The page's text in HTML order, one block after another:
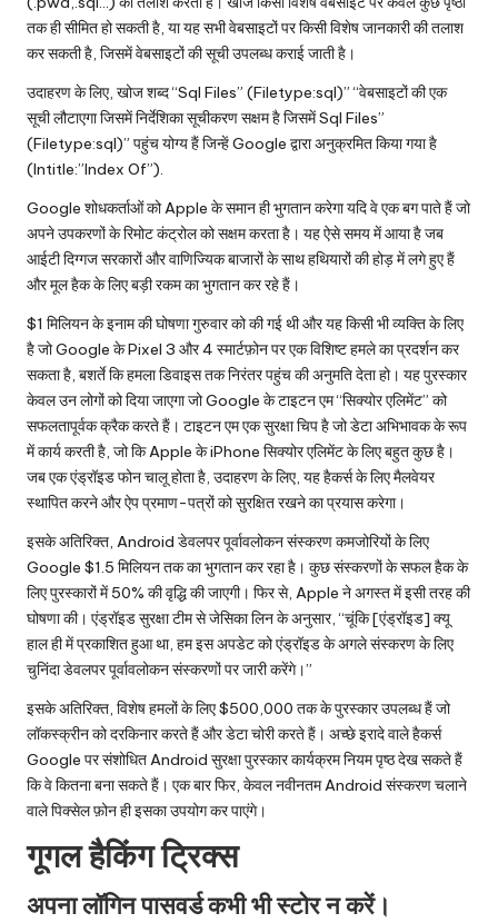
तक ही सीमित हो सकती है, या यह सभी वेबसाइटों पर किसी विशेष जानकारी की तलाश
कर सकती है, जिसमें वेबसाइटों की सूची उपलब्ध कराई जाती है।
उदाहरण के लिए, खोज शब्द “Sql Files” (Filetype:sql)” “वेबसाइटों की एक
सूची लौटाएगा जिसमें निर्देशिका सूचीकरण सक्षम है जिसमें Sql Files”
(Filetype:sql)” पहुंच योग्य हैं जिन्हें Google द्वारा अनुक्रमित किया गया है
(Intitle:”Index Of”).
Google शोधकर्ताओं को Apple के समान ही भुगतान करेगा यदि वे एक बग पाते हैं जो
अपने उपकरणों के रिमोट कंट्रोल को सक्षम करता है। यह ऐसे समय में आया है जब
आईटी दिग्गज सरकारों और वाणिज्यिक बाजारों के साथ हथियारों की होड़ में लगे हुए हैं
और मूल हैक के लिए बड़ी रकम का भुगतान कर रहे हैं।
$1 मिलियन के इनाम की घोषणा गुरुवार को की गई थी और यह किसी भी व्यक्ति के लिए
है जो Google के Pixel 3 और 4 स्मार्टफ़ोन पर एक विशिष्ट हमले का प्रदर्शन कर
सकता है, बशर्ते कि हमला डिवाइस तक निरंतर पहुंच की अनुमति देता हो। यह पुरस्कार
केवल उन लोगों को दिया जाएगा जो Google के टाइटन एम “सिक्योर एलिमेंट” को
सफलतापूर्वक क्रैक करते हैं। टाइटन एम एक सुरक्षा चिप है जो डेटा अभिभावक के रूप
में कार्य करती है, जो कि Apple के iPhone सिक्योर एलिमेंट के लिए बहुत कुछ है।
जब एक एंड्रॉइड फोन चालू होता है, उदाहरण के लिए, यह हैकर्स के लिए मैलवेयर
स्थापित करने और ऐप प्रमाण-पत्रों को सुरक्षित रखने का प्रयास करेगा।
इसके अतिरिक्त, Android डेवलपर पूर्वावलोकन संस्करण कमजोरियों के लिए
Google $1.5 मिलियन तक का भुगतान कर रहा है। कुछ संस्करणों के सफल हैक के
लिए पुरस्कारों में 50% की वृद्धि की जाएगी। फिर से, Apple ने अगस्त में इसी तरह की
घोषणा की। एंड्रॉइड सुरक्षा टीम से जेसिका लिन के अनुसार, “चूंकि [एंड्रॉइड] क्यू
हाल ही में प्रकाशित हुआ था, हम इस अपडेट को एंड्रॉइड के अगले संस्करण के लिए
चुनिंदा डेवलपर पूर्वावलोकन संस्करणों पर जारी करेंगे।”
इसके अतिरिक्त, विशेष हमलों के लिए $500,000 तक के पुरस्कार उपलब्ध हैं जो
लॉकस्क्रीन को दरकिनार करते हैं और डेटा चोरी करते हैं। अच्छे इरादे वाले हैकर्स
Google पर संशोधित Android सुरक्षा पुरस्कार कार्यक्रम नियम पृष्ठ देख सकते हैं
कि वे कितना बना सकते हैं। एक बार फिर, केवल नवीनतम Android संस्करण चलाने
वाले पिक्सेल फ़ोन ही इसका उपयोग कर पाएंगे।
गूगल हैकिंग ट्रिक्स
अपना लॉगिन पासवर्ड कभी भी स्टोर न करें।